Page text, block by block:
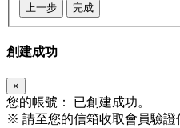
上一步 完成
創建成功
×
您的帳號：
已創建成功。
※ 請至您的信箱收取會員驗